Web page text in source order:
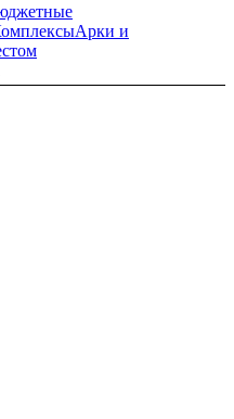
Арки и